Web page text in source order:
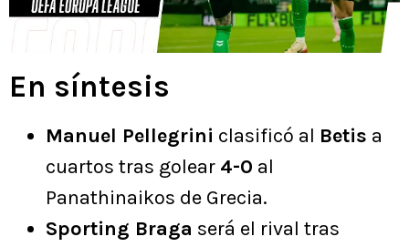
En síntesis
Manuel Pellegrini clasificó al Betis a
cuartos tras golear 4-0 al
Panathinaikos de Grecia.
Sporting Braga será el rival tras